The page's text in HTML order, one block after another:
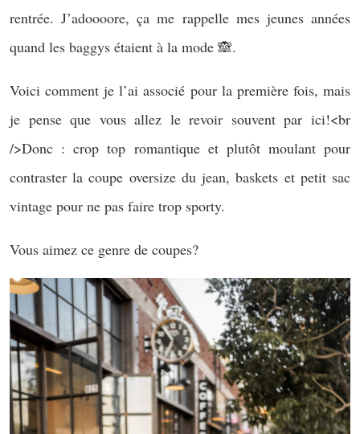
rentrée. J’adoooore, ça me rappelle mes jeunes années
quand les baggys étaient à la mode 🙈.
Voici comment je l’ai associé pour la première fois, mais
je pense que vous allez le revoir souvent par ici!<br
/>Donc : crop top romantique et plutôt moulant pour
contraster la coupe oversize du jean, baskets et petit sac
vintage pour ne pas faire trop sporty.
Vous aimez ce genre de coupes?